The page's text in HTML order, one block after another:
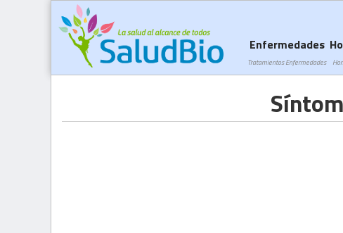
Enfermedades
Tratamientos Enfermedades